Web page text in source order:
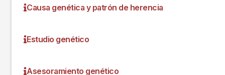
Causa genética y patrón de herencia
Estudio genético
Asesoramiento genético